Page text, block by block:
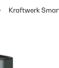
Kraftwerk